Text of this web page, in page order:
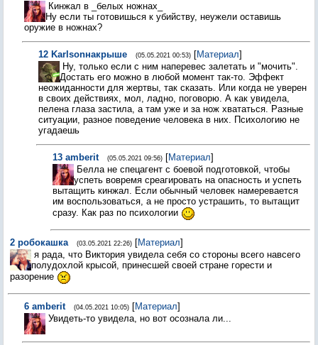
Кинжал в _белых ножнах_
Ну если ты готовишься к убийству, неужели оставишь
оружие в ножнах?
12 Karlsonнакрыше (05.05.2021 00:53) [Материал]
Ну, только если с ним наперевес залетать и "мочить".
Достать его можно в любой момент так-то. Эффект
неожиданности для жертвы, так сказать. Или когда не уверен
в своих действиях, мол, ладно, поговорю. А как увидела,
пелена глаза застила, а там уже и за нож хвататься. Разные
ситуации, разное поведение человека в них. Психологию не
угадаешь
13 amberit (05.05.2021 09:56) [Материал]
Белла не спецагент с боевой подготовкой, чтобы
успеть вовремя среагировать на опасность и успеть
вытащить кинжал. Если обычный человек намеревается
им воспользоваться, а не просто устрашить, то вытащит
сразу. Как раз по психологии
2 робокашка (03.05.2021 22:26) [Материал]
я рада, что Виктория увидела себя со стороны всего навсего
полудохлой крысой, принесшей своей стране горести и
разорение
6 amberit (04.05.2021 10:05) [Материал]
Увидеть-то увидела, но вот осознала ли...